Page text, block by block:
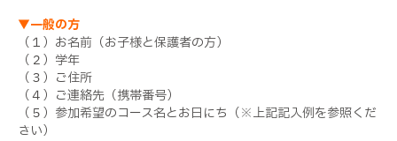
▼一般の方
（１）お名前（お子様と保護者の方）
（２）学年
（３）ご住所
（４）ご連絡先（携帯番号）
（５）参加希望のコース名とお日にち（※上記記入例を参照くだ
さい）